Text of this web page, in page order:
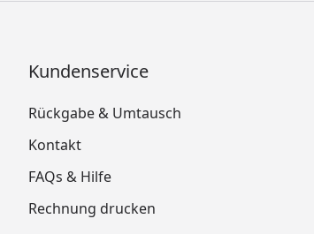
Kundenservice
Rückgabe & Umtausch
Kontakt
FAQs & Hilfe
Rechnung drucken